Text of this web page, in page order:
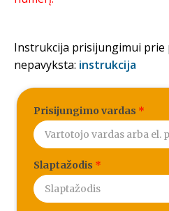
Instrukcija prisijungimui prie
nepavyksta: instrukcija
Prisijungimo vardas *
Slaptažodis *